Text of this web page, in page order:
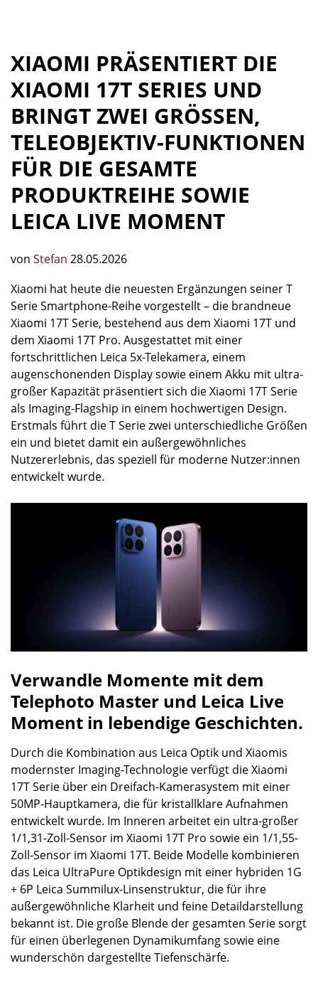
XIAOMI PRÄSENTIERT DIE
XIAOMI 17T SERIES UND
BRINGT ZWEI GRÖSSEN, T
ELEOBJEKTIV-FUNKTIONEN F
ÜR DIE GESAMTE P
RODUKTREIHE SOWIE L
EICA LIVE MOMENT
von Stefan 28.05.2026
Xiaomi hat heute die neuesten Ergänzungen seiner T
Serie Smartphone-Reihe vorgestellt – die brandneue
Xiaomi 17T Serie, bestehend aus dem Xiaomi 17T und
dem Xiaomi 17T Pro. Ausgestattet mit einer
fortschrittlichen Leica 5x-Telekamera, einem
augenschonenden Display sowie einem Akku mit ultra-
großer Kapazität präsentiert sich die Xiaomi 17T Serie
als Imaging-Flagship in einem hochwertigen Design.
Erstmals führt die T Serie zwei unterschiedliche Größen
ein und bietet damit ein außergewöhnliches
Nutzererlebnis, das speziell für moderne Nutzer:innen
entwickelt wurde.
Verwandle Momente mit dem
Telephoto Master und Leica Live
Moment in lebendige Geschichten.
Durch die Kombination aus Leica Optik und Xiaomis
modernster Imaging-Technologie verfügt die Xiaomi
17T Serie über ein Dreifach-Kamerasystem mit einer
50MP-Hauptkamera, die für kristallklare Aufnahmen
entwickelt wurde. Im Inneren arbeitet ein ultra-großer
1/1,31-Zoll-Sensor im Xiaomi 17T Pro sowie ein 1/1,55-
Zoll-Sensor im Xiaomi 17T. Beide Modelle kombinieren
das Leica UltraPure Optikdesign mit einer hybriden 1G
+ 6P Leica Summilux-Linsenstruktur, die für ihre
außergewöhnliche Klarheit und feine Detaildarstellung
bekannt ist. Die große Blende der gesamten Serie sorgt
für einen überlegenen Dynamikumfang sowie eine
wunderschön dargestellte Tiefenschärfe.